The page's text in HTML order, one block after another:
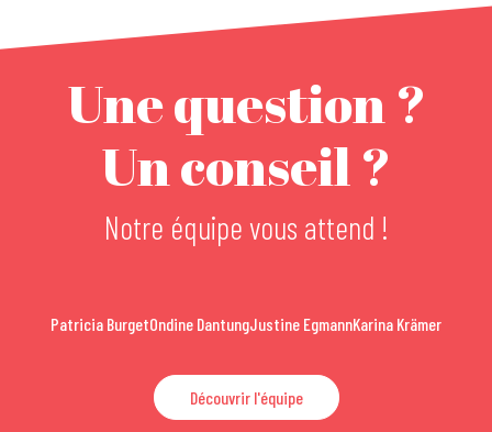
Une question ?
Un conseil ?
Notre équipe vous attend !
Patricia BurgetOndine DantungJustine EgmannKarina Krämer
Découvrir l'équipe